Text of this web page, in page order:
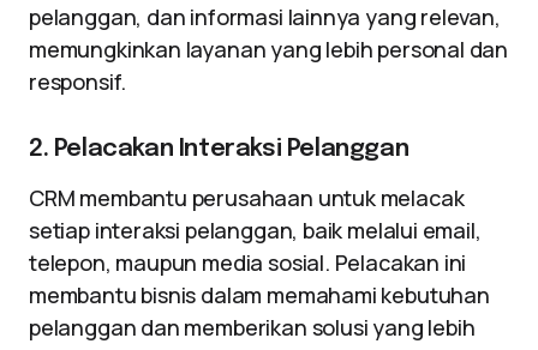
pelanggan, dan informasi lainnya yang relevan,
memungkinkan layanan yang lebih personal dan
responsif.
2. Pelacakan Interaksi Pelanggan
CRM membantu perusahaan untuk melacak
setiap interaksi pelanggan, baik melalui email,
telepon, maupun media sosial. Pelacakan ini
membantu bisnis dalam memahami kebutuhan
pelanggan dan memberikan solusi yang lebih